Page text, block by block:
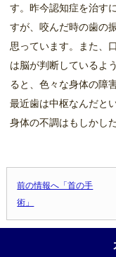
す。昨今認知症を治す
すが、咬んだ時の歯の
思っています。また、
は脳が判断しているよ
ると、色々な身体の障
最近歯は中枢なんだと
身体の不調はもしかし
前の情報へ「首の手
術」